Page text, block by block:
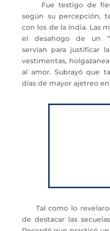
Fue testigo de
según su percepción,
con los de la India. Las
el desahogo de un
servían para justificar
vestimentas,
al amor. Subrayó que
días de mayor ajetreo
Tal como lo
de destacar las